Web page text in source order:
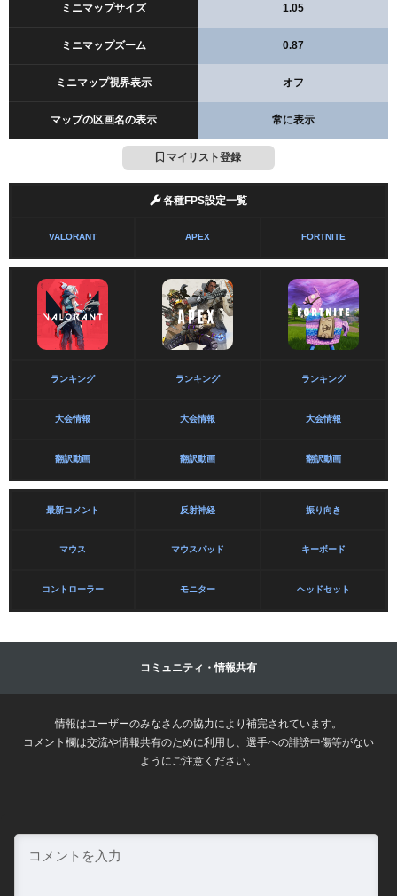
ミニマップサイズ 1.05
ミニマップズーム 0.87
ミニマップ視界表示 オフ
マップの区画名の表示 常に表示
マイリスト登録
各種FPS設定一覧
VALORANT APEX FORTNITE
ランキング ランキング ランキング
大会情報 大会情報 大会情報
翻訳動画 翻訳動画 翻訳動画
最新コメント 反射神経 振り向き
マウス マウスパッド キーボード
コントローラー モニター ヘッドセット
コミュニティ・情報共有
情報はユーザーのみなさんの協力により補完されています。
コメント欄は交流や情報共有のために利用し、選手への誹謗中傷等がない
ようにご注意ください。